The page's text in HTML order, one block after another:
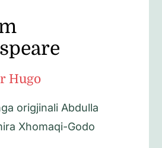
Hugo
origjinali Abdulla
Xhomaqi-Godo